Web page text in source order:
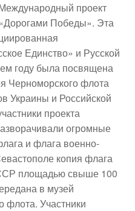
проект
Победы». Эта
Единство» и Русской
году была посвящена
Черноморского флота
Украины и Российской
проекта
огромные
и флага военно-
копия флага
площадью свыше 100
в музей
флота. Участники